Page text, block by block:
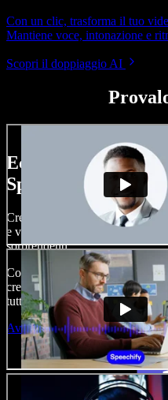
Con un clic, trasforma il tuo
Mantiene voce, intonazione e
Scopri il doppiaggio AI
Ecco un assaggio
Speechify Studio.
Crea voice-over, aggiungi
e video, clona la tua voce e
sorprendenti.
Con curva di apprendimento
creatori di contenuti possono
tutte le loro idee.
Avvia Studio